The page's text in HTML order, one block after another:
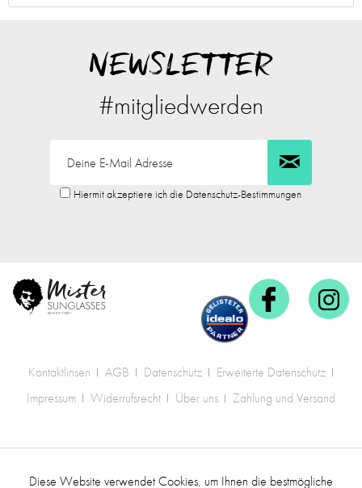
NEWSLETTER
#mitgliedwerden
Hiermit akzeptiere ich die Datenschutz-Bestimmungen
Kontaktlinsen AGB Datenschutz
Erweiterte Datenschutz
Impressum
Widerrufsrecht Über uns Zahlung und Versand
Funktionale Aktiv
Diese Website verwendet Cookies, um Ihnen die bestmögliche